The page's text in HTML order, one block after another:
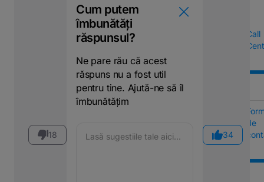
Call
de
18
Cum putem
îmbunătăți
răspunsul?
Ne pare rău că acest
răspuns nu a fost util
pentru tine. Ajută-ne să îl
îmbunătățim
34